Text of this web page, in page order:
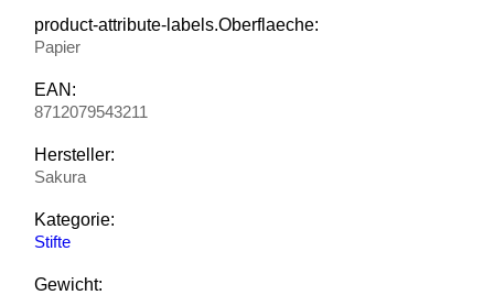
product-attribute-labels.Oberflaeche:
Papier
EAN:
8712079543211
Hersteller:
Sakura
Kategorie:
Stifte
Gewicht: